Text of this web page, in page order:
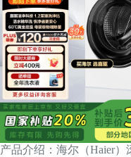
产品介绍：海尔（Haier